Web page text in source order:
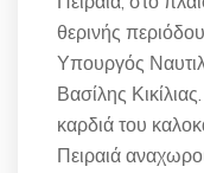
θερινής
Υπουργός
Βασίλης
καρδιά του
Πειραιά